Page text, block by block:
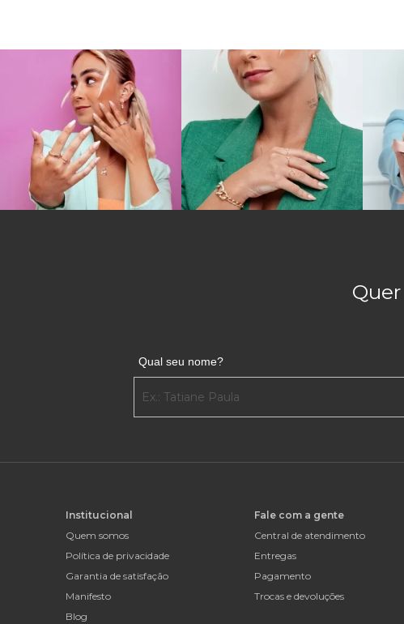
Qual seu nome?
Institucional
Quem somos
Política de privacidade
Garantia de satisfação
Manifesto
Blog
Fale com a gente
Central de atendimento
Entregas
Pagamento
Trocas e devoluções